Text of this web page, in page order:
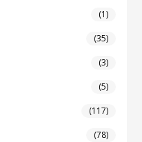
(1)
(35)
(3)
(5)
(117)
(78)